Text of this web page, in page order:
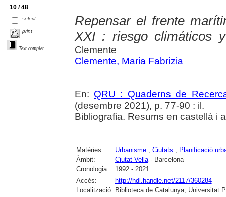
10 / 48
select
print
Text complet
Repensar el frente
XXI : riesgo climáticos
Clemente
Clemente, Maria Fabrizia
En: QRU : Quaderns de
(desembre 2021), p. 77-90 : il.
Bibliografia. Resums en castellà i
Matèries: Urbanisme; Ciutats ; Planificació
Àmbit:
Ciutat Vella- Barcelona
Cronologia:
1992 - 2021
Accés:
http://hdl.handle.net/2117/360284
Localització: Biblioteca de Catalunya; Universitat